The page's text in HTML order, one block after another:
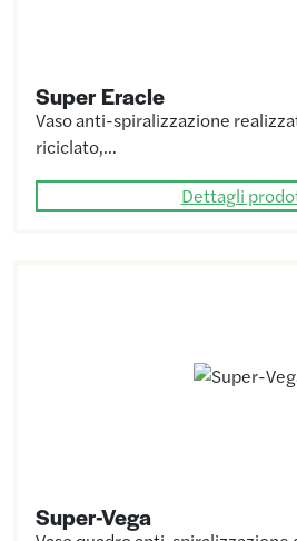
Super Eracle
Vaso anti-spiralizzazione
riciclato,…
Dettagli
Super-Vega